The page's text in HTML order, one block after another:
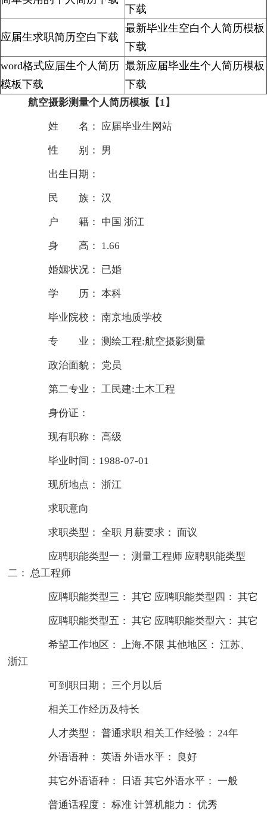
下载
应届生求职简历空白下载
最新毕业生空白个人简历模板
下载
word格式应届生个人简历
模板下载
最新应届毕业生个人简历模板
下载
航空摄影测量个人简历模板【1】
姓 名： 应届毕业生网站
性 别： 男
出生日期：
民 族： 汉
户 籍： 中国 浙江
身 高： 1.66
婚姻状况： 已婚
学 历： 本科
毕业院校： 南京地质学校
专 业： 测绘工程:航空摄影测量
政治面貌： 党员
第二专业： 工民建:土木工程
身份证：
现有职称： 高级
毕业时间：1988-07-01
现所地点： 浙江
求职意向
求职类型： 全职 月薪要求： 面议
应聘职能类型一： 测量工程师 应聘职能类型
二： 总工程师
应聘职能类型三： 其它 应聘职能类型四： 其它
应聘职能类型五： 其它 应聘职能类型六： 其它
希望工作地区： 上海,不限 其他地区： 江苏、
浙江
可到职日期： 三个月以后
相关工作经历及特长
人才类型： 普通求职 相关工作经验： 24年
外语语种： 英语 外语水平： 良好
其它外语语种： 日语 其它外语水平： 一般
普通话程度： 标准 计算机能力： 优秀